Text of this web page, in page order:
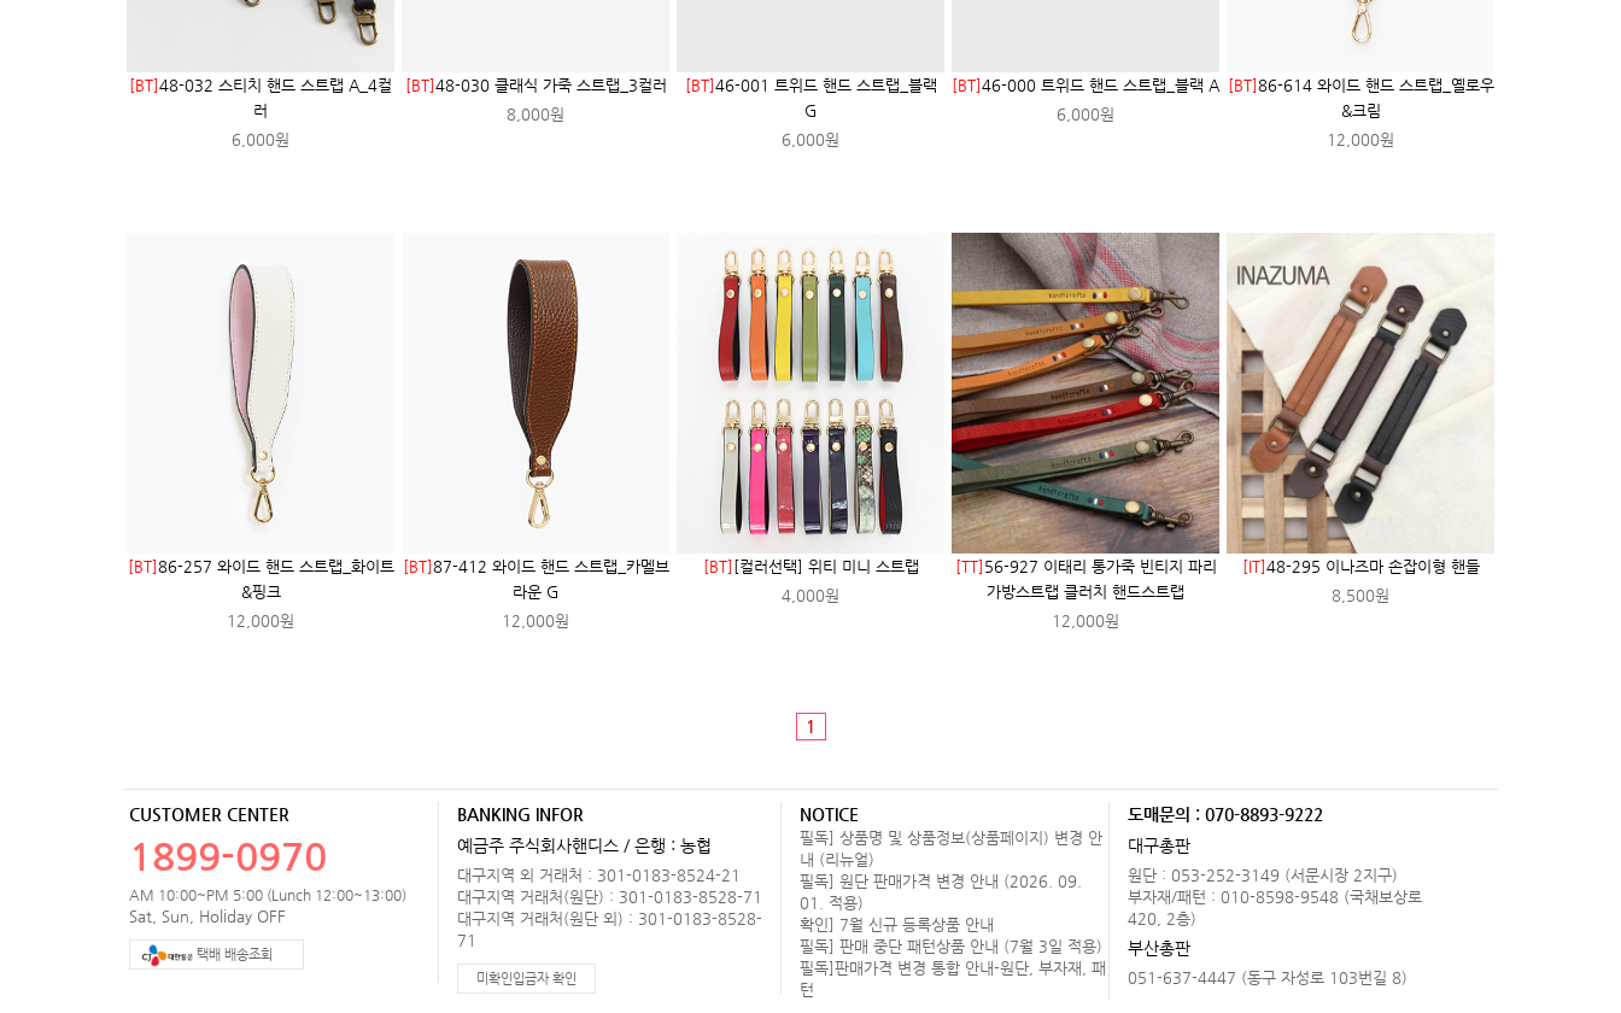
[BT]48-032 스티치 핸드 스트랩 A_4컬
러
6,000원
[BT]48-030 클래식 가죽 스트랩_3컬러
8,000원
[BT]46-001 트위드 핸드 스트랩_블랙
G
6,000원
[BT]46-000 트위드 핸드 스트랩_블랙 A
6,000원
[BT]86-614 와이드 핸드 스트랩_옐로우
&크림
12,000원
[BT]86-257 와이드 핸드 스트랩_화이트
&핑크
12,000원
[BT]87-412 와이드 핸드 스트랩_카멜브
라운 G
12,000원
[BT] [컬러선택] 위티 미니 스트랩
4,000원
[TT] 56-927 이태리 통가죽 빈티지 파리
가방스트랩 클러치 핸드스트랩
12,000원
[IT]48-295 이나즈마 손잡이형 핸들
8,500원
1
CUSTOMER CENTER
1899-0970
AM 10:00~PM 5:00 (Lunch 12:00~13:00)
Sat, Sun, Holiday OFF
택배 배송조회
BANKING INFOR
예금주 주식회사핸디스 / 은행 : 농협
대구지역 외 거래처 : 301-0183-8524-21
대구지역 거래처(원단) : 301-0183-8528-71
대구지역 거래처(원단 외) : 301-0183-8528-
71
미확인입금자 확인
NOTICE
필독] 상품명 및 상품정보(상품페이지) 변경 안
내 (리뉴얼)
필독] 원단 판매가격 변경 안내 (2026. 09.
01. 적용)
확인] 7월 신규 등록상품 안내
필독] 판매 중단 패턴상품 안내 (7월 3일 적용)
필독]판매가격 변경 통합 안내-원단, 부자재, 패
턴
도매문의 : 070-8893-9222
대구총판
원단 : 053-252-3149 (서문시장 2지구)
부자재/패턴 : 010-8598-9548 (국채보상로
420, 2층)
부산총판
051-637-4447 (동구 자성로 103번길 8)